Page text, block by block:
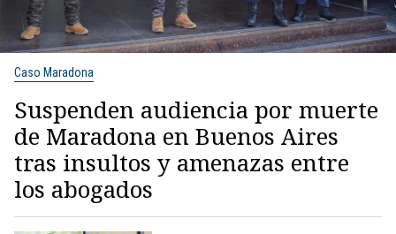
Caso Maradona
Suspenden audiencia por muerte
de Maradona en Buenos Aires
tras insultos y amenazas entre
los abogados